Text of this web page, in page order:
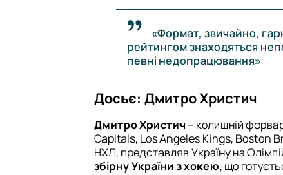
«Формат, звичайно,
рейтингом знаходяться
певні недопрацювання»
Досьє: Дмитро Христич
Дмитро Христич– колишній
Capitals, Los Angeles Kings, Boston
НХЛ, представляв Україну на
збірну України з хокею, що